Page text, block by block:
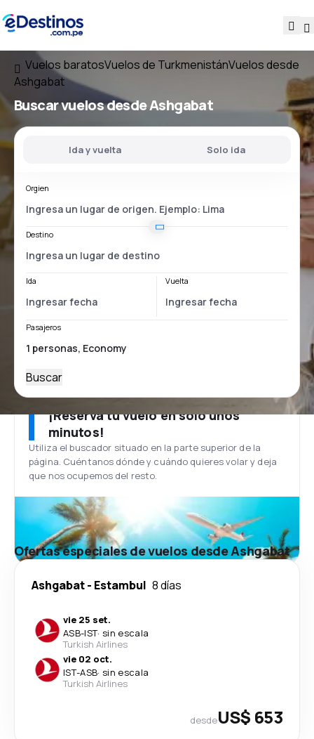
Vuelos baratosVuelos de TurkmenistánVuelos desde
Ashgabat
Buscar vuelosdesde Ashgabat
Ida y vuelta Solo ida
Orgien
Destino
Ida Vuelta
Pasajeros
Buscar
¡Reserva tu vuelo en solo unos
minutos!
Utiliza el buscador situado en la parte superior de la
página. Cuéntanos dónde y cuándo quieres volar y deja
que nos ocupemos del resto.
Ofertas especiales de vuelos desde Ashgabat
Ashgabat- Estambul 8 días
vie 25 set.
ASB-IST· sin escala
Turkish Airlines
vie 02 oct.
IST-ASB· sin escala
Turkish Airlines
desdeUS$ 653